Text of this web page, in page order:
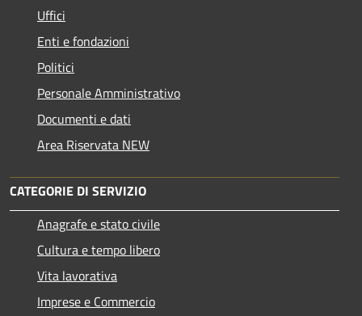
Uffici
Enti e fondazioni
Politici
Personale Amministrativo
Documenti e dati
Area Riservata NEW
CATEGORIE DI SERVIZIO
Anagrafe e stato civile
Cultura e tempo libero
Vita lavorativa
Imprese e Commercio